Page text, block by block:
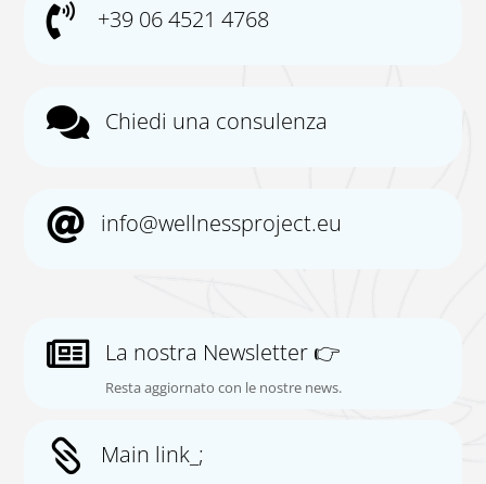
 +39 06 4521 4768
 Chiedi una consulenza
 info@wellnessproject.eu
 La nostra Newsletter 👉
Resta aggiornato con le nostre news.
 Main link_;